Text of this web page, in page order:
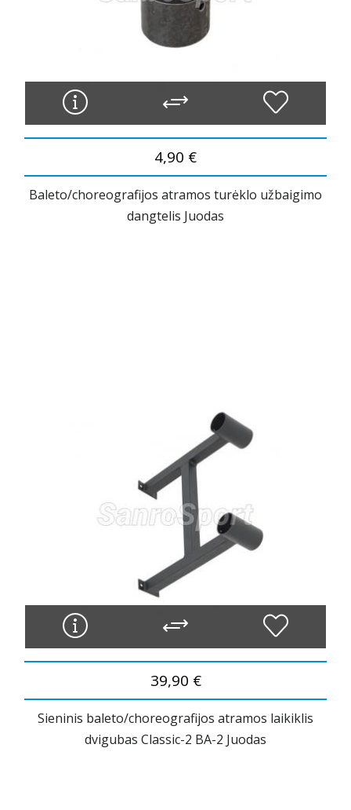
4,90 €
Baleto/choreografijos atramos turėklo užbaigimo
dangtelis Juodas
39,90 €
Sieninis baleto/choreografijos atramos laikiklis
dvigubas Classic-2 BA-2 Juodas